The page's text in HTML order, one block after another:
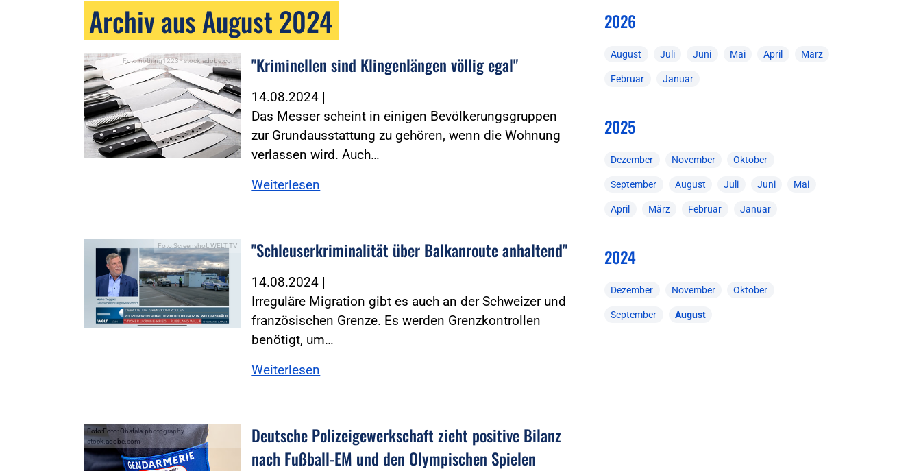
Archiv aus August 2024
Foto:nothing1223 - stock.adobe.com "Kriminellen sind Klingenlängen völlig egal"
14.08.2024 |
Das Messer scheint in einigen Bevölkerungsgruppen
zur Grundausstattung zu gehören, wenn die Wohnung
verlassen wird. Auch…
Weiterlesen
Foto:Screenshot: WELT TV "Schleuserkriminalität über Balkanroute anhaltend"
14.08.2024 |
Irreguläre Migration gibt es auch an der Schweizer und
französischen Grenze. Es werden Grenzkontrollen
benötigt, um…
Weiterlesen
Foto:Foto: Obatala-photography -
stock.adobe.com
Deutsche Polizeigewerkschaft zieht positive Bilanz
nach Fußball-EM und den Olympischen Spielen
2026
August Juli Juni Mai April März
Februar Januar
2025
Dezember November Oktober
September August Juli Juni Mai
April März Februar Januar
2024
Dezember November Oktober
September August